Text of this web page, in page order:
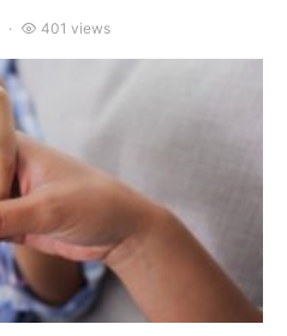
401 views